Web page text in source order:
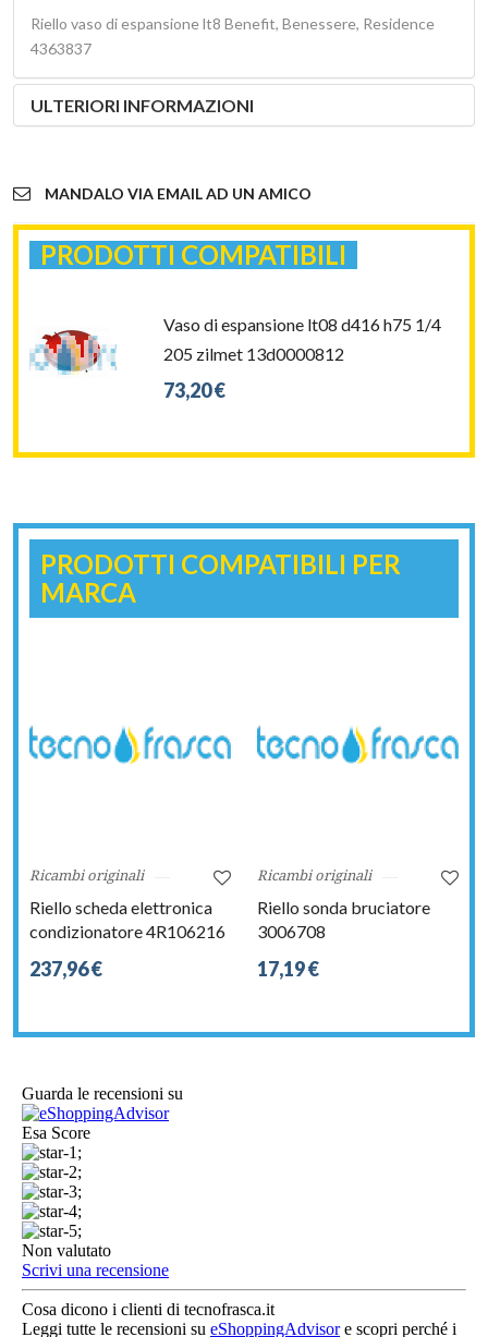
Riello vaso di espansione lt8 Benefit, Benessere, Residence
4363837
ULTERIORI INFORMAZIONI
MANDALO VIA EMAIL AD UN AMICO
PRODOTTI COMPATIBILI
Vaso di espansione lt08 d416 h75 1/4
205 zilmet 13d0000812
73,20 €
PRODOTTI COMPATIBILI PER
MARCA
Ricambi originali
Riello scheda elettronica
condizionatore 4R106216
237,96 €
Ricambi originali
Riello sonda bruciatore
3006708
17,19 €